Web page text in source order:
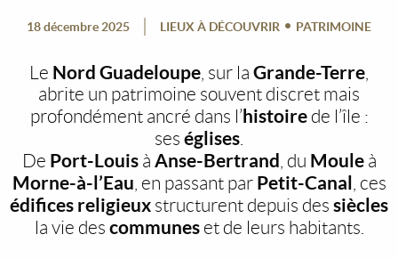
18 décembre 2025 LIEUX À DÉCOUVRIR PATRIMOINE
Le Nord Guadeloupe , sur la Grande-Terre
abrite un patrimoine souvent discret mais
profondément ancré dans l’histoirede l’île :
ses églises
De Port-Louisà Anse-Bertrand , du Mouleà
Morne-à-l’Eau , en passant par Petit-Canal , ces
édifices religieux structurent depuis des siècles
la vie des communeset de leurs habitants.